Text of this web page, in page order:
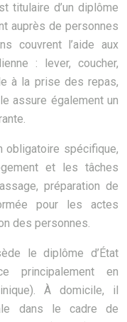
titulaire d’un diplôme
auprès de personnes
couvrent l’aide aux
: lever, coucher,
à la prise des repas,
assure également un
obligatoire spécifique,
et les tâches
préparation de
pour les actes
des personnes.
le diplôme d’État
principalement en
À domicile, il
dans le cadre de